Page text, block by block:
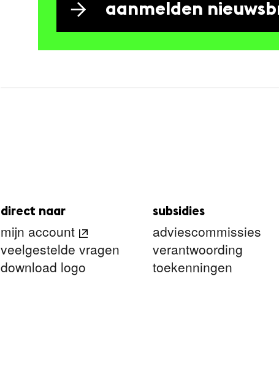
aanmelden
direct naar
mijn account
veelgestelde vragen
download logo
subsidies
adviescommissies
verantwoording
toekenningen